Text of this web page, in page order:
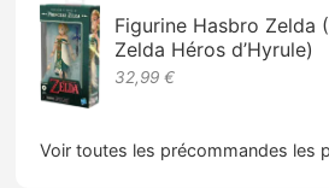
Figurine Hasbro Zelda
Zelda Héros d’Hyrule)
32,99 €
Voir toutes les précommandes les